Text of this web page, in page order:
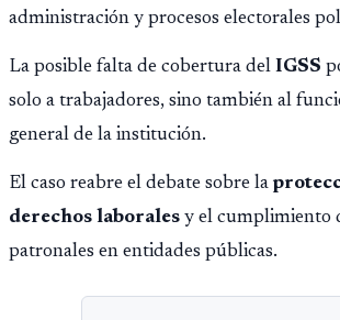
administración y procesos electorales
La posible falta de cobertura del IGSS
solo a trabajadores, sino también al
general de la institución.
El caso reabre el debate sobre la
derechos laborales y el cumplimiento
patronales en entidades públicas.